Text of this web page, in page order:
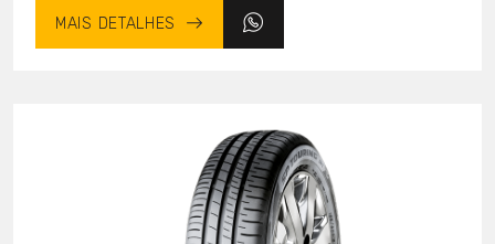
MAIS DETALHES